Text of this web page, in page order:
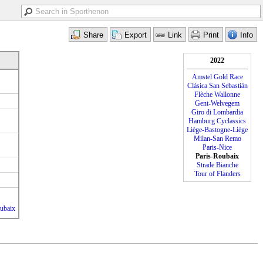
2022
Amstel Gold Race
Clásica San Sebastián
Flèche Wallonne
Gent-Welvegem
Giro di Lombardia
Hamburg Cyclassics
Liège-Bastogne-Liège
Milan-San Remo
Paris-Nice
Paris-Roubaix
Strade Bianche
Tour of Flanders